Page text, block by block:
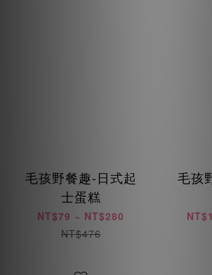
毛孩野餐趣-日式起
士蛋糕
NT$79 ~ NT$280
NT$476
毛孩